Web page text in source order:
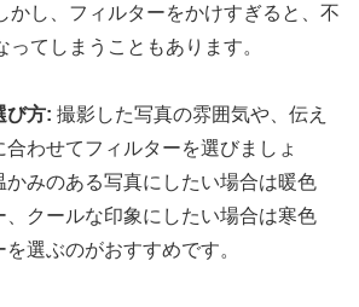
かし、フィルターをかけすぎると、不
ってしまうこともあります。
び方: 撮影した写真の雰囲気や、伝え
合わせてフィルターを選びましょ
かみのある写真にしたい場合は暖色
、クールな印象にしたい場合は寒色
選ぶのがおすすめです。